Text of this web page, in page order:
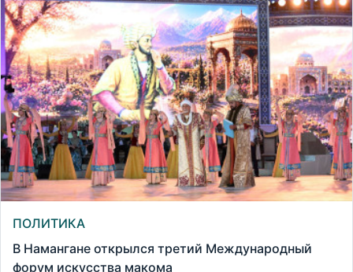
ПОЛИТИКА
В Намангане открылся третий Международный
форум искусства макома